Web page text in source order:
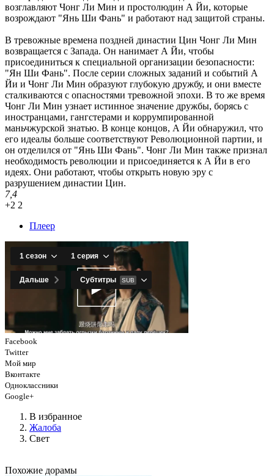
возглавляют Чонг Ли Мин и простолюдин А Йи, которые
возрождают "Янь Ши Фань" и работают над защитой страны.
В тревожные времена поздней династии Цин Чонг Ли Мин
возвращается с Запада. Он нанимает А Йи, чтобы
присоединиться к специальной организации безопасности:
"Ян Ши Фань". После серии сложных заданий и событий А
Йи и Чонг Ли Мин образуют глубокую дружбу, и они вместе
сталкиваются с опасностями тревожной эпохи. В то же время
Чонг Ли Мин узнает истинное значение дружбы, борясь с
иностранцами, гангстерами и коррумпированной
маньчжурской знатью. В конце концов, А Йи обнаружил, что
его идеалы больше соответствуют Революционной партии, и
он отделился от "Янь Ши Фань". Чонг Ли Мин также признал
необходимость революции и присоединяется к А Йи в его
идеях. Они работают, чтобы открыть новую эру с
разрушением династии Цин.
7,4
+2 2
Плеер
Facebook
Twitter
Мой мир
Вконтакте
Одноклассники
Google+
В избранное
Жалоба
Свет
Похожие дорамы